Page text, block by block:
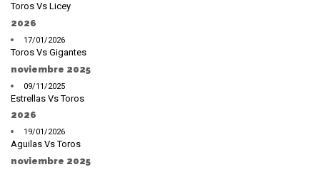
Toros Vs Licey
2026
17/01/2026
Toros Vs Gigantes
noviembre 2025
09/11/2025
Estrellas Vs Toros
2026
19/01/2026
Aguilas Vs Toros
noviembre 2025